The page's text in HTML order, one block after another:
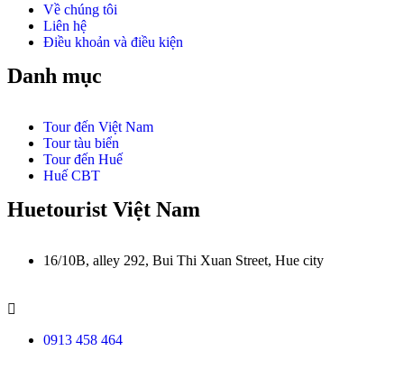
Về chúng tôi
Liên hệ
Điều khoản và điều kiện
Danh mục
Tour đến Việt Nam
Tour tàu biển
Tour đến Huế
Huế CBT
Huetourist Việt Nam
16/10B, alley 292, Bui Thi Xuan Street, Hue city
0913 458 464